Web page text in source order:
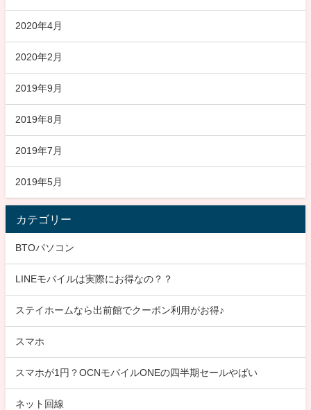
2020年4月
2020年2月
2019年9月
2019年8月
2019年7月
2019年5月
カテゴリー
BTOパソコン
LINEモバイルは実際にお得なの？？
ステイホームなら出前館でクーポン利用がお得♪
スマホ
スマホが1円？OCNモバイルONEの四半期セールやばい
ネット回線